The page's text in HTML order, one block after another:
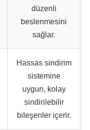
düzenli
beslenmesini
sağlar.
Hassas sindirim
sistemine
uygun, kolay
sindirilebilir
bileşenler içerir.